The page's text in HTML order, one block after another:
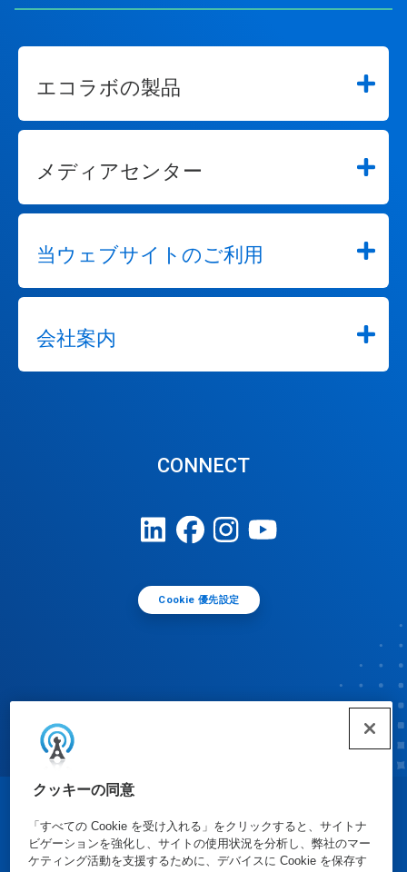
クッキーの同意
「すべての Cookie を受け入れる」をクリックすると、サイトナ
ビゲーションを強化し、サイトの使用状況を分析し、弊社のマー
ケティング活動を支援するために、デバイスに Cookie を保存す
エコラボの製品
メディアセンター
当ウェブサイトのご利用
会社案内
CONNECT
Cookie 優先設定
© Ecolab Inc. 2025